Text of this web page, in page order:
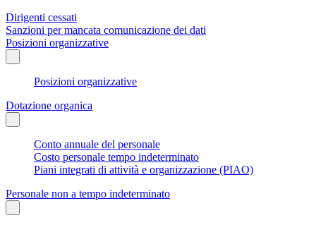
Dirigenti cessati
Sanzioni per mancata comunicazione dei dati
Posizioni organizzative
Posizioni organizzative
Dotazione organica
Conto annuale del personale
Costo personale tempo indeterminato
Piani integrati di attività e organizzazione (PIAO)
Personale non a tempo indeterminato